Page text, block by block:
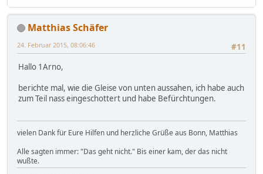
Matthias Schäfer
#11
24. Februar 2015, 08:06:46
Hallo 1Arno,
berichte mal, wie die Gleise von unten aussahen, ich habe auch
zum Teil nass eingeschottert und habe Befürchtungen.
vielen Dank für Eure Hilfen und herzliche Grüße aus Bonn, Matthias
Alle sagten immer: "Das geht nicht." Bis einer kam, der das nicht
wußte.